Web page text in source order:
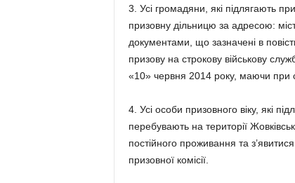
3. Усі громадяни, які підлягають
призовну дільницю за адресою:
документами, що зазначені в
призову на строкову військову
«10» червня 2014 року, маючи при
4. Усі особи призовного віку, які
перебувають на території
постійного проживання та
призовної комісії.